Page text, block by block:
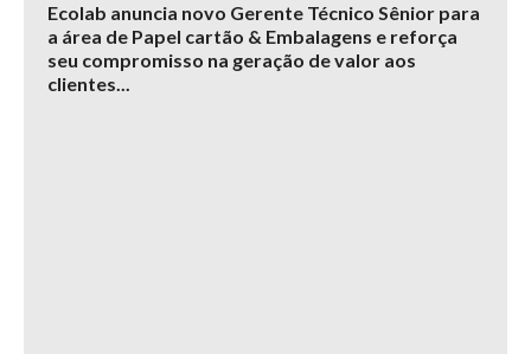
Ecolab anuncia novo Gerente Técnico Sênior para
a área de Papel cartão & Embalagens e reforça
seu compromisso na geração de valor aos
clientes...